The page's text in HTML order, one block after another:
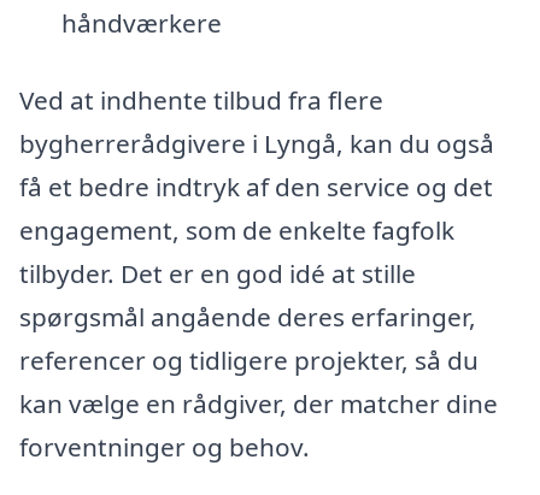
håndværkere
Ved at indhente tilbud fra flere
bygherrerådgivere i Lyngå, kan du også
få et bedre indtryk af den service og det
engagement, som de enkelte fagfolk
tilbyder. Det er en god idé at stille
spørgsmål angående deres erfaringer,
referencer og tidligere projekter, så du
kan vælge en rådgiver, der matcher dine
forventninger og behov.